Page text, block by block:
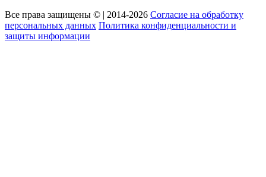
Все права защищены © | 2014-2026 Согласие на обработку
персональных данных Политика конфиденциальности и
защиты информации